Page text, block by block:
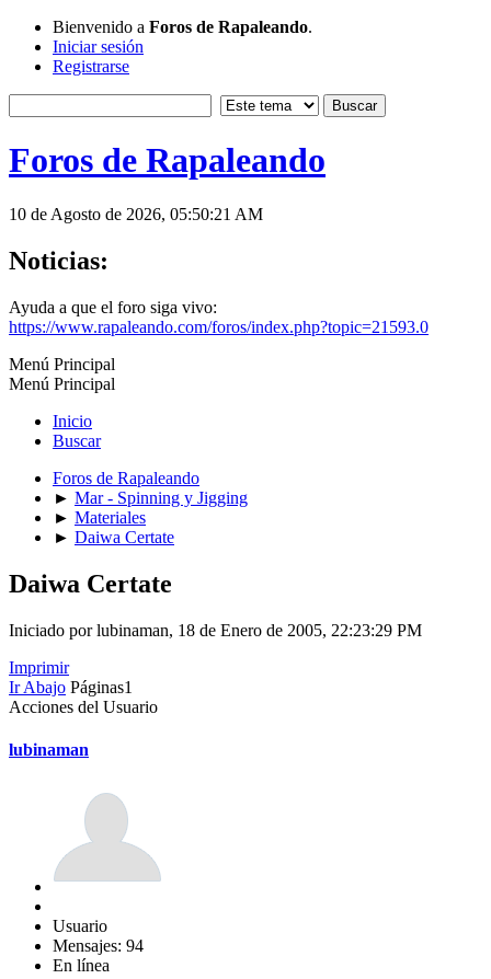
Bienvenido a Foros de Rapaleando.
Iniciar sesión
Registrarse
Foros de Rapaleando
10 de Agosto de 2026, 05:50:21 AM
Noticias:
Ayuda a que el foro siga vivo:
https://www.rapaleando.com/foros/index.php?topic=21593.0
Menú Principal
Menú Principal
Inicio
Buscar
Foros de Rapaleando
► Mar - Spinning y Jigging
► Materiales
► Daiwa Certate
Daiwa Certate
Iniciado por lubinaman, 18 de Enero de 2005, 22:23:29 PM
Imprimir
Ir Abajo Páginas1
Acciones del Usuario
lubinaman
Usuario
Mensajes: 94
En línea